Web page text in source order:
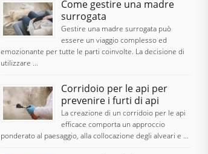
Come gestire una madre
surrogata
Gestire una madre surrogata può
essere un viaggio complesso ed
emozionante per tutte le parti coinvolte. La decisione di
utilizzare …
Corridoio per le api per
prevenire i furti di api
La creazione di un corridoio per le api
efficace comporta un approccio
ponderato al paesaggio, alla collocazione degli alveari e …